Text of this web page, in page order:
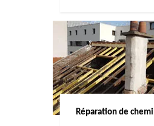
Réparation de